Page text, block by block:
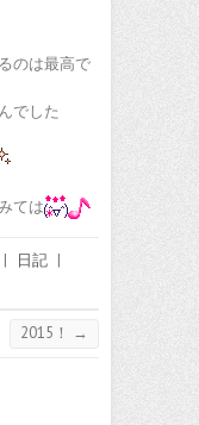
のは最高で
でした
ては
| 日記 |
2015！ →